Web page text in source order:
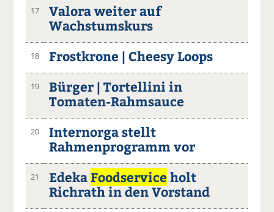
17
Valora weiter auf
Wachstumskurs
18 Frostkrone | Cheesy Loops
19
Bürger | Tortellini in
Tomaten-Rahmsauce
20
Internorga stellt
Rahmenprogramm vor
21 Edeka Foodserviceholt
Richrath in den Vorstand